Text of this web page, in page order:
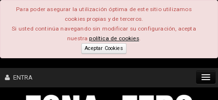
Para poder asegurar la utilización óptima de este sitio utilizamos
cookies propias y de terceros.
Si usted continúa navegando sin modificar su configuración, acepta
nuestrapolítica de cookies.
Aceptar Cookies
ENTRA